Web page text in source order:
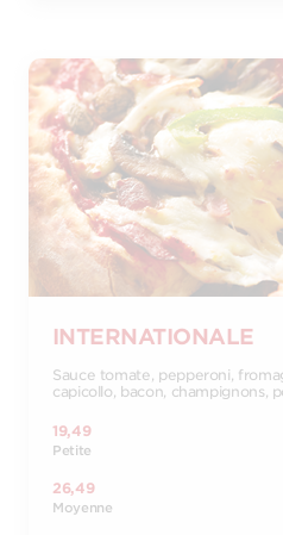
INTERNATIONALE
Sauce tomate, pepperoni,
capicollo, bacon, champignons,
19,49
Petite
26,49
Moyenne